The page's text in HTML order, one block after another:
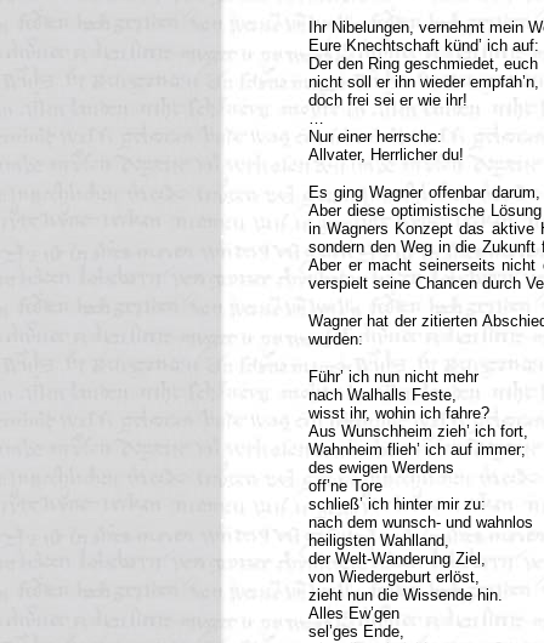
Ihr Nibelungen, vernehmt mein
Eure Knechtschaft künd’ ich auf:
Der den Ring geschmiedet, euch
nicht soll er ihn wieder empfah’n,
doch frei sei er wie ihr!
…
Nur einer herrsche:
Allvater, Herrlicher du!
Es ging Wagner offenbar
Aber diese optimistische
in Wagners Konzept das aktive
sondern den Weg in die
Aber er macht seinerseits nicht
verspielt seine Chancen durch
Wagner hat der zitierten
wurden:
Führ’ ich nun nicht mehr
nach Walhalls Feste,
wisst ihr, wohin ich fahre?
Aus Wunschheim zieh’ ich fort,
Wahnheim flieh’ ich auf immer;
des ewigen Werdens
off’ne Tore
schließ’ ich hinter mir zu:
nach dem wunsch- und wahnlos
heiligsten Wahlland,
der Welt-Wanderung Ziel,
von Wiedergeburt erlöst,
zieht nun die Wissende hin.
Alles Ew’gen
sel’ges Ende,